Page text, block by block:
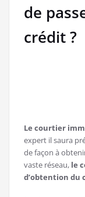
de
crédit ?
Le courtier
expert il saura
de façon à
vaste réseau, le
d’obtention du